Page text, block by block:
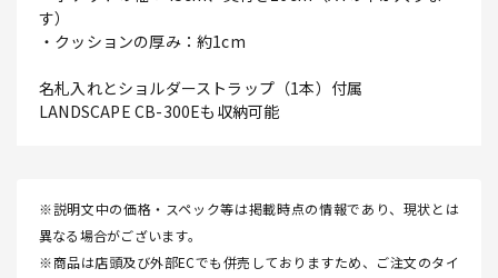
す）
・クッションの厚み：約1cm
名札入れとショルダーストラップ（1本）付属
LANDSCAPE CB-300Eも収納可能
※説明文中の価格・スペック等は掲載時点の情報であり、現状とは
異なる場合がございます。
※商品は店頭及び外部ECでも併売しておりますため、ご注文のタイ